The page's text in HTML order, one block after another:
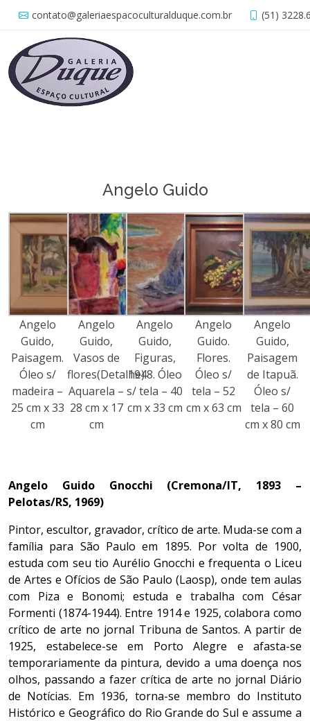
contato@galeriaespacoculturalduque.com.br (51)
Angelo Guido
Angelo
Guido,
Paisagem.
Óleo s/
madeira –
25 cm x 33
cm
Angelo
Guido,
Vasos de
flores(Detalhe).
Aquarela –
28 cm x 17
cm
Angelo
Guido,
Figuras,
1948. Óleo
s/ tela – 40
cm x 33 cm
Angelo
Guido.
Flores.
Óleo s/
tela – 52
cm x 63 cm
Angelo
Guido,
Paisagem
de Itapuã.
Óleo s/
tela – 60
cm x 80 cm
Angelo Guido Gnocchi (Cremona/IT, 1893 –
Pelotas/RS, 1969)
Pintor, escultor, gravador, crítico de arte. Muda-se com a
família para São Paulo em 1895. Por volta de 1900,
estuda com seu tio Aurélio Gnocchi e frequenta o Liceu
de Artes e Ofícios de São Paulo (Laosp), onde tem aulas
com Piza e Bonomi; estuda e trabalha com César
Formenti (1874-1944). Entre 1914 e 1925, colabora como
crítico de arte no jornal Tribuna de Santos. A partir de
1925, estabelece-se em Porto Alegre e afasta-se
temporariamente da pintura, devido a uma doença nos
olhos, passando a fazer crítica de arte no jornal Diário
de Notícias. Em 1936, torna-se membro do Instituto
Histórico e Geográfico do Rio Grande do Sul e assume a